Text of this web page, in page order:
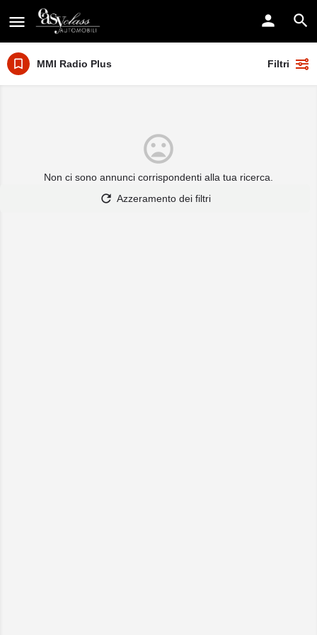
MMI Radio Plus Filtri
Non ci sono annunci corrispondenti alla tua ricerca.
Azzeramento dei filtri